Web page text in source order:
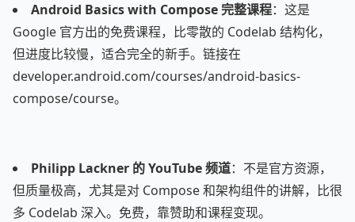
Android Basics with Compose 完整课程：这是
Google 官方出的免费课程，比零散的 Codelab 结构化，
但进度比较慢，适合完全的新手。链接在
developer.android.com/courses/android-basics-
compose/course。
Philipp Lackner 的 YouTube 频道：不是官方资源，
但质量极高，尤其是对 Compose 和架构组件的讲解，比很
多 Codelab 深入。免费，靠赞助和课程变现。